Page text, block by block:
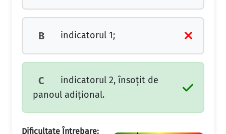
B indicatorul 1;
C
indicatorul 2, însoțit de
panoul adițional.
Dificultate Întrebare: